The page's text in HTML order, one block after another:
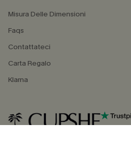
Misura Delle Dimensioni
Faqs
Contattateci
Carta Regalo
Klarna